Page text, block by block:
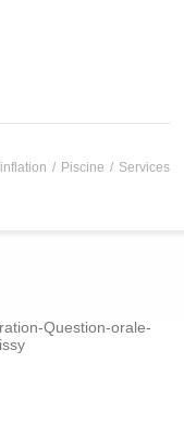
inflation Piscine Services